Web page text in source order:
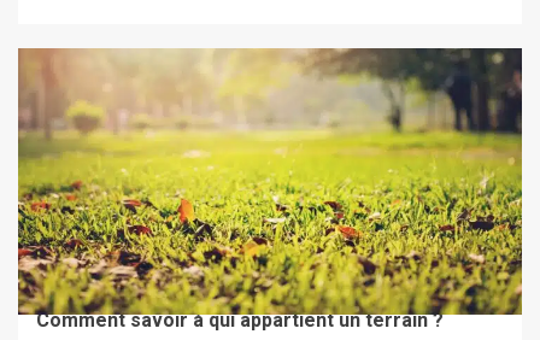
À LA UNE FAIRE CONSTRUIRE
Comment savoir à qui appartient un terrain ?